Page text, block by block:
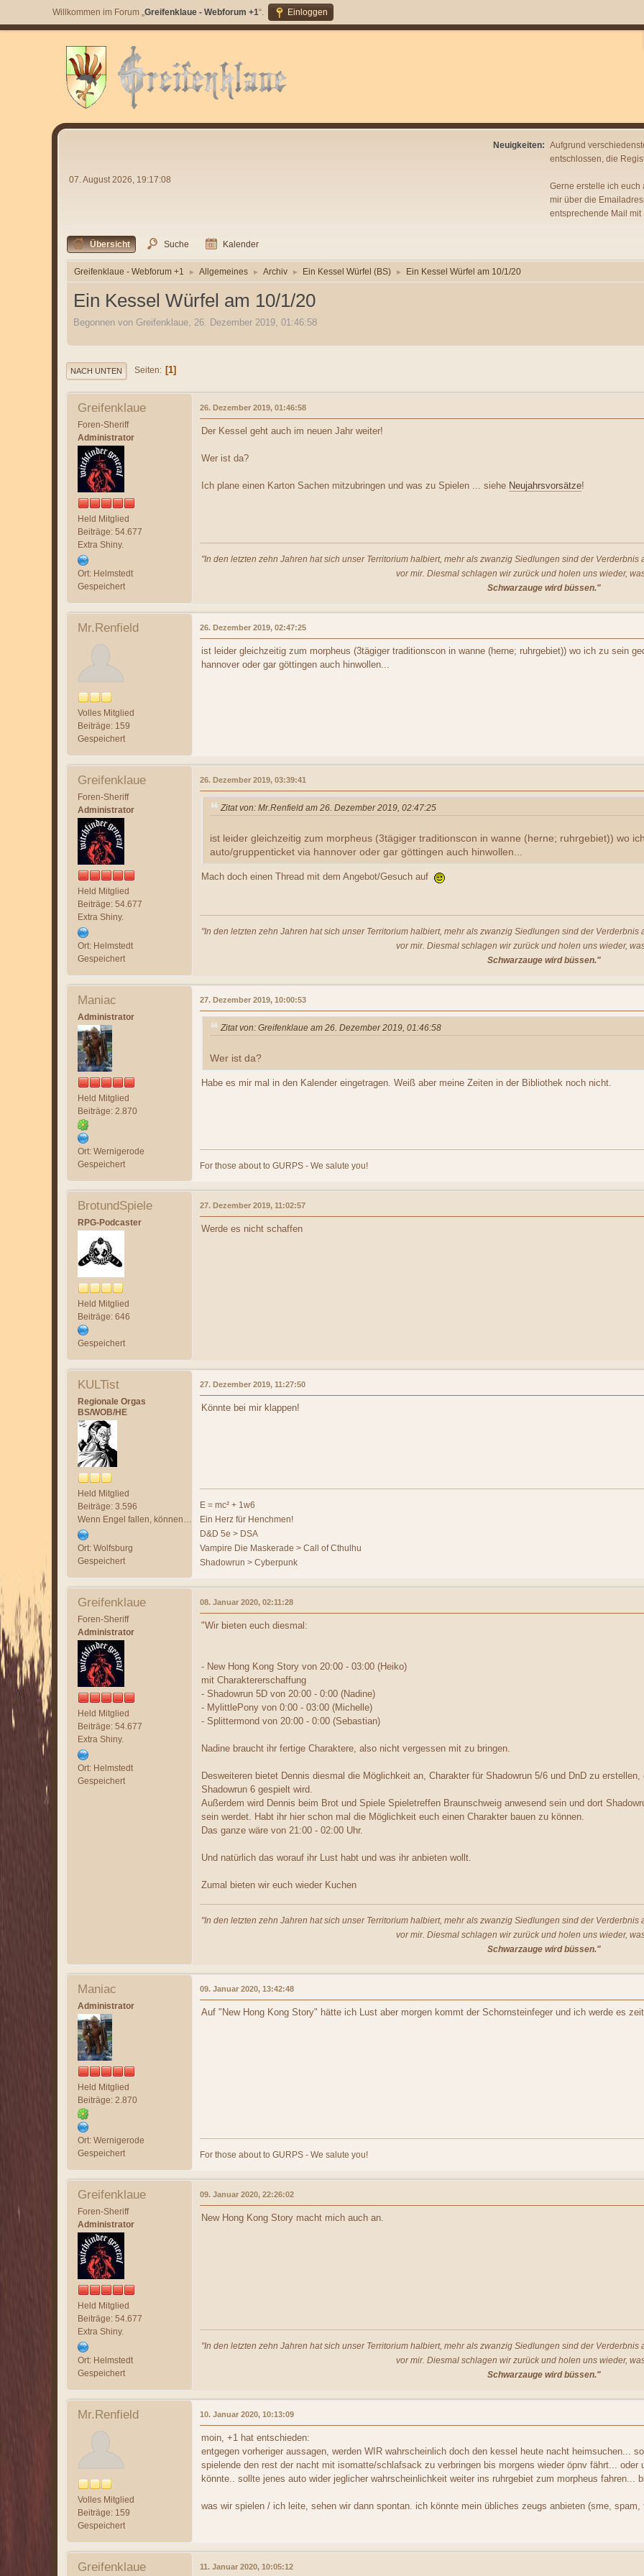
Willkommen im Forum „Greifenklaue - Webforum +1“. Einloggen
07. August 2026, 19:17:08
Neuigkeiten: Aufgrund
entschlossen, die
Gerne erstelle ich euch
mir über die
entsprechende Mail
Übersicht Suche Kalender
Greifenklaue - Webforum +1 ► Allgemeines ► Archiv ► Ein Kessel Würfel (BS) ► Ein Kessel Würfel am 10/1/20
Ein Kessel Würfel am 10/1/20
Begonnen von Greifenklaue, 26. Dezember 2019, 01:46:58
NACH UNTEN Seiten 1
Greifenklaue
Foren-Sheriff
Administrator
Held Mitglied
Beiträge: 54.677
Extra Shiny.
Ort: Helmstedt
Gespeichert
26. Dezember 2019, 01:46:58
Der Kessel geht auch im neuen Jahr weiter!
Wer ist da?
Ich plane einen Karton Sachen mitzubringen und was zu Spielen ... siehe Neujahrsvorsätze!
"In den letzten zehn Jahren hat sich unser Territorium halbiert, mehr als zwanzig Siedlungen sind der
vor mir. Diesmal schlagen wir zurück und holen uns wieder,
Schwarzauge wird büssen."
Mr.Renfield
Volles Mitglied
Beiträge: 159
Gespeichert
26. Dezember 2019, 02:47:25
ist leider gleichzeitig zum morpheus (3tägiger traditionscon in wanne (herne; ruhrgebiet)) wo ich zu sein
hannover oder gar göttingen auch hinwollen...
Greifenklaue
Foren-Sheriff
Administrator
Held Mitglied
Beiträge: 54.677
Extra Shiny.
Ort: Helmstedt
Gespeichert
26. Dezember 2019, 03:39:41
Zitat von: Mr.Renfield am 26. Dezember 2019, 02:47:25
ist leider gleichzeitig zum morpheus (3tägiger traditionscon in wanne (herne; ruhrgebiet)) wo
auto/gruppenticket via hannover oder gar göttingen auch hinwollen...
Mach doch einen Thread mit dem Angebot/Gesuch auf
"In den letzten zehn Jahren hat sich unser Territorium halbiert, mehr als zwanzig Siedlungen sind der
vor mir. Diesmal schlagen wir zurück und holen uns wieder,
Schwarzauge wird büssen."
Maniac
Administrator
Held Mitglied
Beiträge: 2.870
Ort: Wernigerode
Gespeichert
27. Dezember 2019, 10:00:53
Zitat von: Greifenklaue am 26. Dezember 2019, 01:46:58
Wer ist da?
Habe es mir mal in den Kalender eingetragen. Weiß aber meine Zeiten in der Bibliothek noch nicht.
For those about to GURPS - We salute you!
BrotundSpiele
RPG-Podcaster
Held Mitglied
Beiträge: 646
Gespeichert
27. Dezember 2019, 11:02:57
Werde es nicht schaffen
KULTist
Regionale Orgas
BS/WOB/HE
Held Mitglied
Beiträge: 3.596
Ort: Wolfsburg
Gespeichert
27. Dezember 2019, 11:27:50
Könnte bei mir klappen!
E = mc² + 1w6
Ein Herz für Henchmen!
D&D 5e > DSA
Vampire Die Maskerade > Call of Cthulhu
Shadowrun > Cyberpunk
Greifenklaue
Foren-Sheriff
Administrator
Held Mitglied
Beiträge: 54.677
Extra Shiny.
Ort: Helmstedt
Gespeichert
08. Januar 2020, 02:11:28
"Wir bieten euch diesmal:
- New Hong Kong Story von 20:00 - 03:00 (Heiko)
mit Charaktererschaffung
- Shadowrun 5D von 20:00 - 0:00 (Nadine)
- MylittlePony von 0:00 - 03:00 (Michelle)
- Splittermond von 20:00 - 0:00 (Sebastian)
Nadine braucht ihr fertige Charaktere, also nicht vergessen mit zu bringen.
Desweiteren bietet Dennis diesmal die Möglichkeit an, Charakter für Shadowrun 5/6 und DnD zu
Shadowrun 6 gespielt wird.
Außerdem wird Dennis beim Brot und Spiele Spieletreffen Braunschweig anwesend sein und dort
sein werdet. Habt ihr hier schon mal die Möglichkeit euch einen Charakter bauen zu können.
Das ganze wäre von 21:00 - 02:00 Uhr.
Und natürlich das worauf ihr Lust habt und was ihr anbieten wollt.
Zumal bieten wir euch wieder Kuchen
"In den letzten zehn Jahren hat sich unser Territorium halbiert, mehr als zwanzig Siedlungen sind der
vor mir. Diesmal schlagen wir zurück und holen uns wieder,
Schwarzauge wird büssen."
Maniac
Administrator
Held Mitglied
Beiträge: 2.870
Ort: Wernigerode
Gespeichert
09. Januar 2020, 13:42:48
Auf "New Hong Kong Story" hätte ich Lust aber morgen kommt der Schornsteinfeger und ich werde es
For those about to GURPS - We salute you!
Greifenklaue
Foren-Sheriff
Administrator
Held Mitglied
Beiträge: 54.677
Extra Shiny.
Ort: Helmstedt
Gespeichert
09. Januar 2020, 22:26:02
New Hong Kong Story macht mich auch an.
"In den letzten zehn Jahren hat sich unser Territorium halbiert, mehr als zwanzig Siedlungen sind der
vor mir. Diesmal schlagen wir zurück und holen uns wieder,
Schwarzauge wird büssen."
Mr.Renfield
Volles Mitglied
Beiträge: 159
Gespeichert
10. Januar 2020, 10:13:09
moin, +1 hat entschieden:
entgegen vorheriger aussagen, werden WIR wahrscheinlich doch den kessel heute nacht heimsuchen...
spielende den rest der nacht mit isomatte/schlafsack zu verbringen bis morgens wieder öpnv fährt...
könnte.. sollte jenes auto wider jeglicher wahrscheinlichkeit weiter ins ruhrgebiet zum morpheus fahren...
was wir spielen / ich leite, sehen wir dann spontan. ich könnte mein übliches zeugs anbieten (sme, spam,
Greifenklaue 11. Januar 2020, 10:05:12